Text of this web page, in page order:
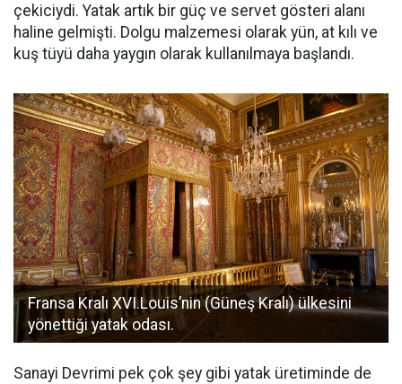
çekiciydi. Yatak artık bir güç ve servet gösteri alanı
haline gelmişti. Dolgu malzemesi olarak yün, at kılı ve
kuş tüyü daha yaygın olarak kullanılmaya başlandı.
Fransa Kralı XVI.Louis’nin (Güneş Kralı) ülkesini
yönettiği yatak odası.
Sanayi Devrimi pek çok şey gibi yatak üretiminde de